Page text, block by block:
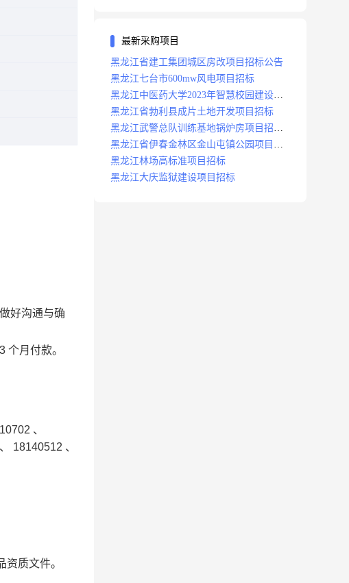
好沟通与确
3 个月付款。
、
、 18140512 、
资质文件。
最新采购项目
黑龙江省建工集团城区房改项目招标公告
黑龙江七台市600mw风电项目招标
黑龙江中医药大学2023年智慧校园建设项
目招标公告
黑龙江省勃利县成片土地开发项目招标
黑龙江武警总队训练基地锅炉房项目招标
公示
黑龙江省伊春金林区金山屯镇公园项目招
标公告
黑龙江林场高标准项目招标
黑龙江大庆监狱建设项目招标